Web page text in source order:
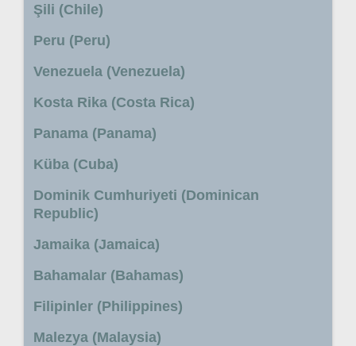
Şili (Chile)
Peru (Peru)
Venezuela (Venezuela)
Kosta Rika (Costa Rica)
Panama (Panama)
Küba (Cuba)
Dominik Cumhuriyeti (Dominican
Republic)
Jamaika (Jamaica)
Bahamalar (Bahamas)
Filipinler (Philippines)
Malezya (Malaysia)